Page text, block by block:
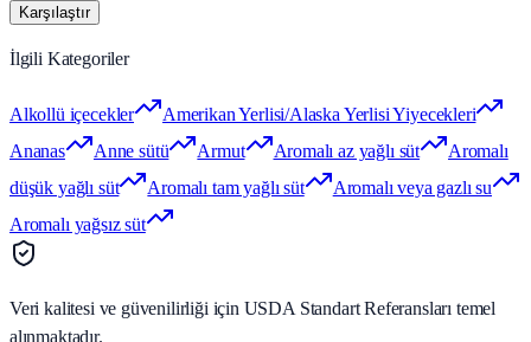
Karşılaştır
İlgili Kategoriler
Alkollü içecekler
Amerikan Yerlisi/Alaska Yerlisi Yiyecekleri
Ananas
Anne sütü Armut Aromalı az yağlı süt
Aromalı
düşük yağlı süt
Aromalı tam yağlı süt
Aromalı veya gazlı su
Aromalı yağsız süt
Veri kalitesi ve güvenilirliği için USDA Standart Referansları temel
alınmaktadır.